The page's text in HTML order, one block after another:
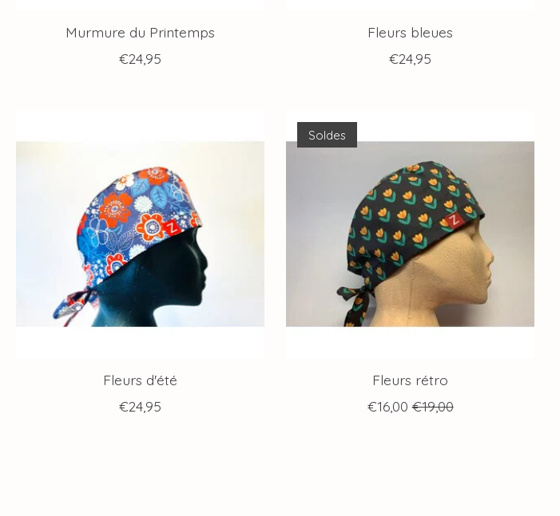
Murmure du Printemps
€24,95
Fleurs bleues
€24,95
Fleurs d'été
€24,95
Soldes
Fleurs rétro
€16,00 €19,00